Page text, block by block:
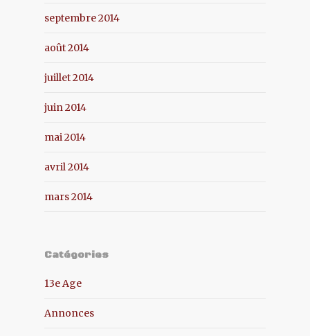
septembre 2014
août 2014
juillet 2014
juin 2014
mai 2014
avril 2014
mars 2014
Catégories
13e Age
Annonces